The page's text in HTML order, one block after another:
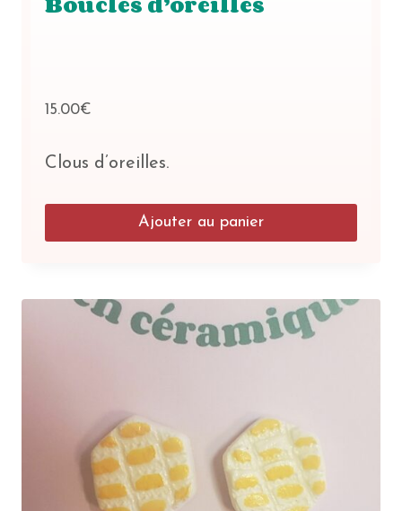
15.00€
Clous d’oreilles.
Ajouter au panier